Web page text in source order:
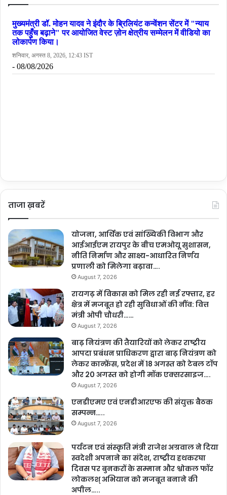
ताजा ख़बरें
योजना, आर्थिक एवं सांख्यिकी विभाग और
आईआईएम रायपुर के बीच एमओयू सुशासन,
नीति निर्माण और साक्ष्य-आधारित निर्णय
प्रणाली को मिलेगा बढ़ावा….
August 7, 2026
रायगढ़ में विकास को मिल रही नई रफ्तार, हर
क्षेत्र में मजबूत हो रही सुविधाओं की नींव: वित्त
मंत्री ओपी चौधरी……
August 7, 2026
बाढ़ नियंत्रण की तैयारियों को लेकर राष्ट्रीय
आपदा प्रबंधन प्राधिकरण द्वारा बाढ़ नियंत्रण को
लेकर कान्फ्रेंस, प्रदेश में 18 अगस्त को टेबल टॉप
और 20 अगस्त को होगी मॉक एक्सरसाइज….
August 7, 2026
एनडीएमए एवं एनडीआरएफ की संयुक्त बैठक
सम्पन्न…..
August 7, 2026
पर्यटन एवं संस्कृति मंत्री राजेश अग्रवाल ने दिया
स्वदेशी अपनाने का संदेश, राष्ट्रीय हथकरघा
दिवस पर बुनकरों के सम्मान और श्वोकल फॉर
लोकलश् अभियान को मजबूत बनाने की
अपील…..